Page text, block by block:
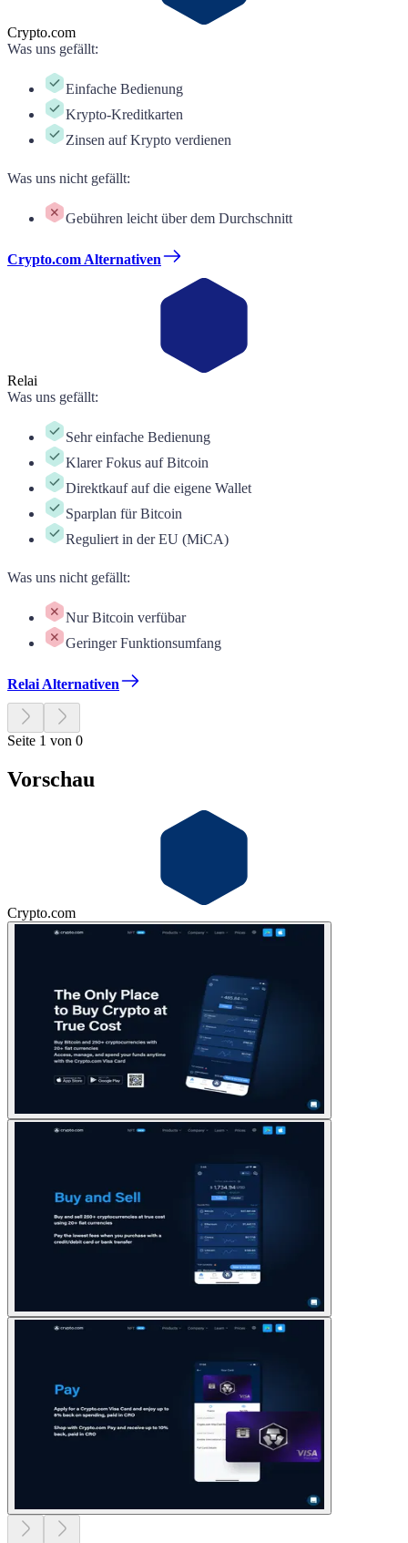
Crypto.com
Was uns gefällt:
Einfache Bedienung
Krypto-Kreditkarten
Zinsen auf Krypto verdienen
Was uns nicht gefällt:
Gebühren leicht über dem Durchschnitt
Crypto.com Alternativen
Relai
Was uns gefällt:
Sehr einfache Bedienung
Klarer Fokus auf Bitcoin
Direktkauf auf die eigene Wallet
Sparplan für Bitcoin
Reguliert in der EU (MiCA)
Was uns nicht gefällt:
Nur Bitcoin verfübar
Geringer Funktionsumfang
Relai Alternativen
Seite 1 von 0
Vorschau
Crypto.com